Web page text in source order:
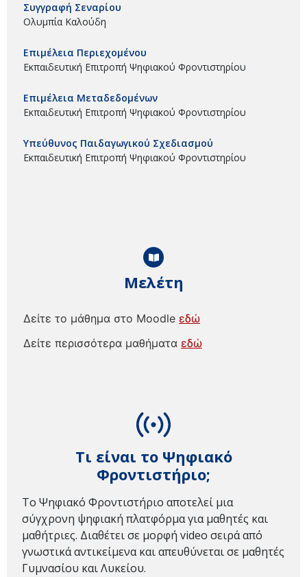
Τι είναι το Ψηφιακό
Φροντιστήριο;
Το Ψηφιακό Φροντιστήριο αποτελεί μια
σύγχρονη ψηφιακή πλατφόρμα για μαθητές και
μαθήτριες. Διαθέτει σε μορφή video σειρά από
γνωστικά αντικείμενα και απευθύνεται σε μαθητές
Γυμνασίου και Λυκείου.
Μελέτη
Δείτε το μάθημα στο Moodle εδώ
Δείτε περισσότερα μαθήματα εδώ
Συγγραφή Σεναρίου
Ολυμπία Καλούδη
Επιμέλεια Περιεχομένου
Εκπαιδευτική Επιτροπή Ψηφιακού Φροντιστηρίου
Επιμέλεια Μεταδεδομένων
Εκπαιδευτική Επιτροπή Ψηφιακού Φροντιστηρίου
Υπεύθυνος Παιδαγωγικού Σχεδιασμού
Εκπαιδευτική Επιτροπή Ψηφιακού Φροντιστηρίου